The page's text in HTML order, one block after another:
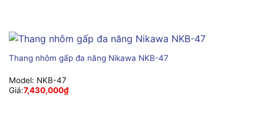
Thang nhôm gấp đa năng Nikawa NKB-47
Model: NKB-47
Giá:7,430,000₫